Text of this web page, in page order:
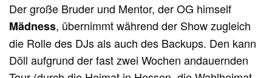
Der große Bruder und Mentor, der OG himself
Mädness, übernimmt während der Show zugleich
die Rolle des DJs als auch des Backups. Den kann
Döll aufgrund der fast zwei Wochen andauernden